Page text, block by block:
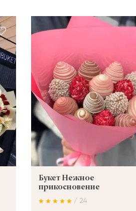
Букет Нежное
прикосновение
/ 24